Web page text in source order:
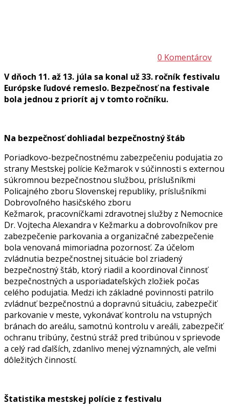
0 Komentárov
V dňoch 11. až 13. júla sa konal už 33. ročník festivalu
Európske ľudové remeslo. Bezpečnosť na festivale
bola jednou z priorít aj v tomto ročníku.
Na bezpečnosť dohliadal bezpečnostný štáb
Poriadkovo-bezpečnostnému zabezpečeniu podujatia zo
strany Mestskej polície Kežmarok v súčinnosti s externou
súkromnou bezpečnostnou službou, príslušníkmi
Policajného zboru Slovenskej republiky, príslušníkmi
Dobrovoľného hasičského zboru
Kežmarok, pracovníčkami zdravotnej služby z Nemocnice
Dr. Vojtecha Alexandra v Kežmarku a dobrovoľníkov pre
zabezpečenie parkovania a organizačné zabezpečenie
bola venovaná mimoriadna pozornosť. Za účelom
zvládnutia bezpečnostnej situácie bol zriadený
bezpečnostný štáb, ktorý riadil a koordinoval činnosť
bezpečnostných a usporiadateľských zložiek počas
celého podujatia. Medzi ich základné povinnosti patrilo
zvládnuť bezpečnostnú a dopravnú situáciu, zabezpečiť
parkovanie v meste, vykonávať kontrolu na vstupných
bránach do areálu, samotnú kontrolu v areáli, zabezpečiť
ochranu tribúny, čestnú stráž pred tribúnou v sprievode
a celý rad ďalších, zdanlivo menej významných, ale veľmi
dôležitých činností.
Štatistika mestskej polície z festivalu